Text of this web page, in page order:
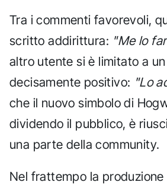
Tra i commenti favorevoli,
scritto addirittura: "Me lo
altro utente si è limitato a
decisamente positivo: "Lo
che il nuovo simbolo di
dividendo il pubblico, è
una parte della community.
Nel frattempo la produzione